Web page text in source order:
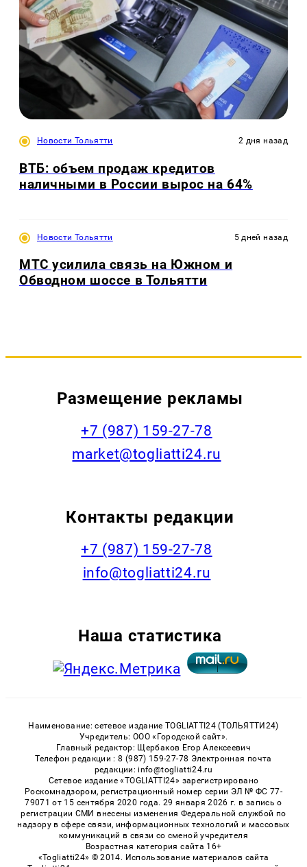
Новости Тольятти 2 дня назад
ВТБ: объем продаж кредитов
наличными в России вырос на 64%
Новости Тольятти 5 дней назад
МТС усилила связь на Южном и
Обводном шоссе в Тольятти
Размещение рекламы
+7 (987) 159-27-78
market@togliatti24.ru
Контакты редакции
+7 (987) 159-27-78
info@togliatti24.ru
Наша статистика
Наименование: сетевое издание TOGLIATTI24 (ТОЛЬЯТТИ24)
Учредитель: ООО «Городской сайт».
Главный редактор: Щербаков Егор Алексеевич
Телефон редакции : 8 (987) 159-27-78 Электронная почта
редакции: info@togliatti24.ru
Сетевое издание «TOGLIATTI24» зарегистрировано
Роскомнадзором, регистрационный номер серии ЭЛ № ФС 77-
79071 от 15 сентября 2020 года. 29 января 2026 г. в запись о
регистрации СМИ внесены изменения Федеральной службой по
надзору в сфере связи, информационных технологий и массовых
коммуникаций в связи со сменой учредителя
Возрастная категория сайта 16+
«Togliatti24» © 2014. Использование материалов сайта